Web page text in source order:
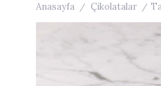
Anasayfa Çikolatalar